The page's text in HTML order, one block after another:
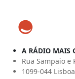
A RÁDIO MAIS
Rua Sampaio e
1099-044 Lisboa